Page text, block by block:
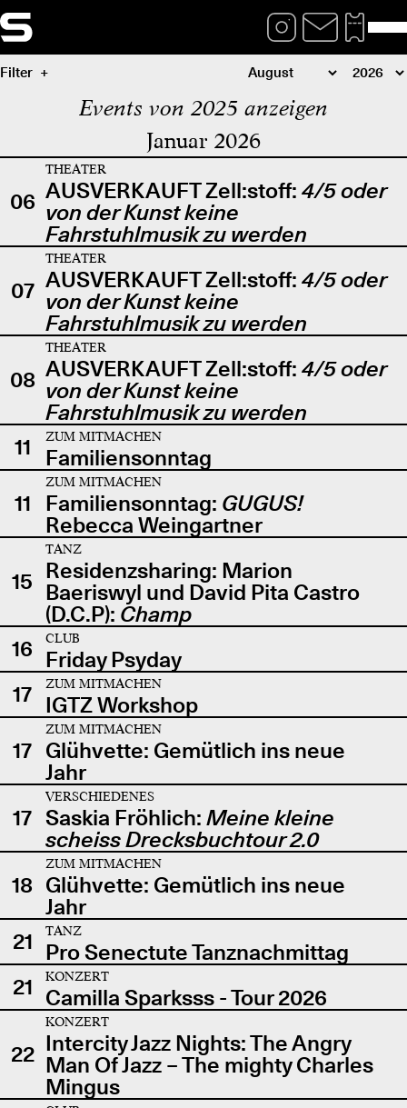
Filter
Events von 2025 anzeigen
Januar 2026
06
THEATER
AUSVERKAUFT Zell:stoff: 4/5 oder
von der Kunst keine
Fahrstuhlmusik zu werden
07
THEATER
AUSVERKAUFT Zell:stoff: 4/5 oder
von der Kunst keine
Fahrstuhlmusik zu werden
08
THEATER
AUSVERKAUFT Zell:stoff: 4/5 oder
von der Kunst keine
Fahrstuhlmusik zu werden
11
ZUM MITMACHEN
Familiensonntag
11
ZUM MITMACHEN
Familiensonntag: GUGUS!
Rebecca Weingartner
15
TANZ
Residenzsharing: Marion
Baeriswyl und David Pita Castro
(D.C.P): Champ
16
CLUB
Friday Psyday
17
ZUM MITMACHEN
IGTZ Workshop
17
ZUM MITMACHEN
Glühvette: Gemütlich ins neue
Jahr
17
VERSCHIEDENES
Saskia Fröhlich: Meine kleine
scheiss Drecksbuchtour 2.0
18
ZUM MITMACHEN
Glühvette: Gemütlich ins neue
Jahr
21
TANZ
Pro Senectute Tanznachmittag
21
KONZERT
Camilla Sparksss - Tour 2026
22
KONZERT
Intercity Jazz Nights: The Angry
Man Of Jazz – The mighty Charles
Mingus